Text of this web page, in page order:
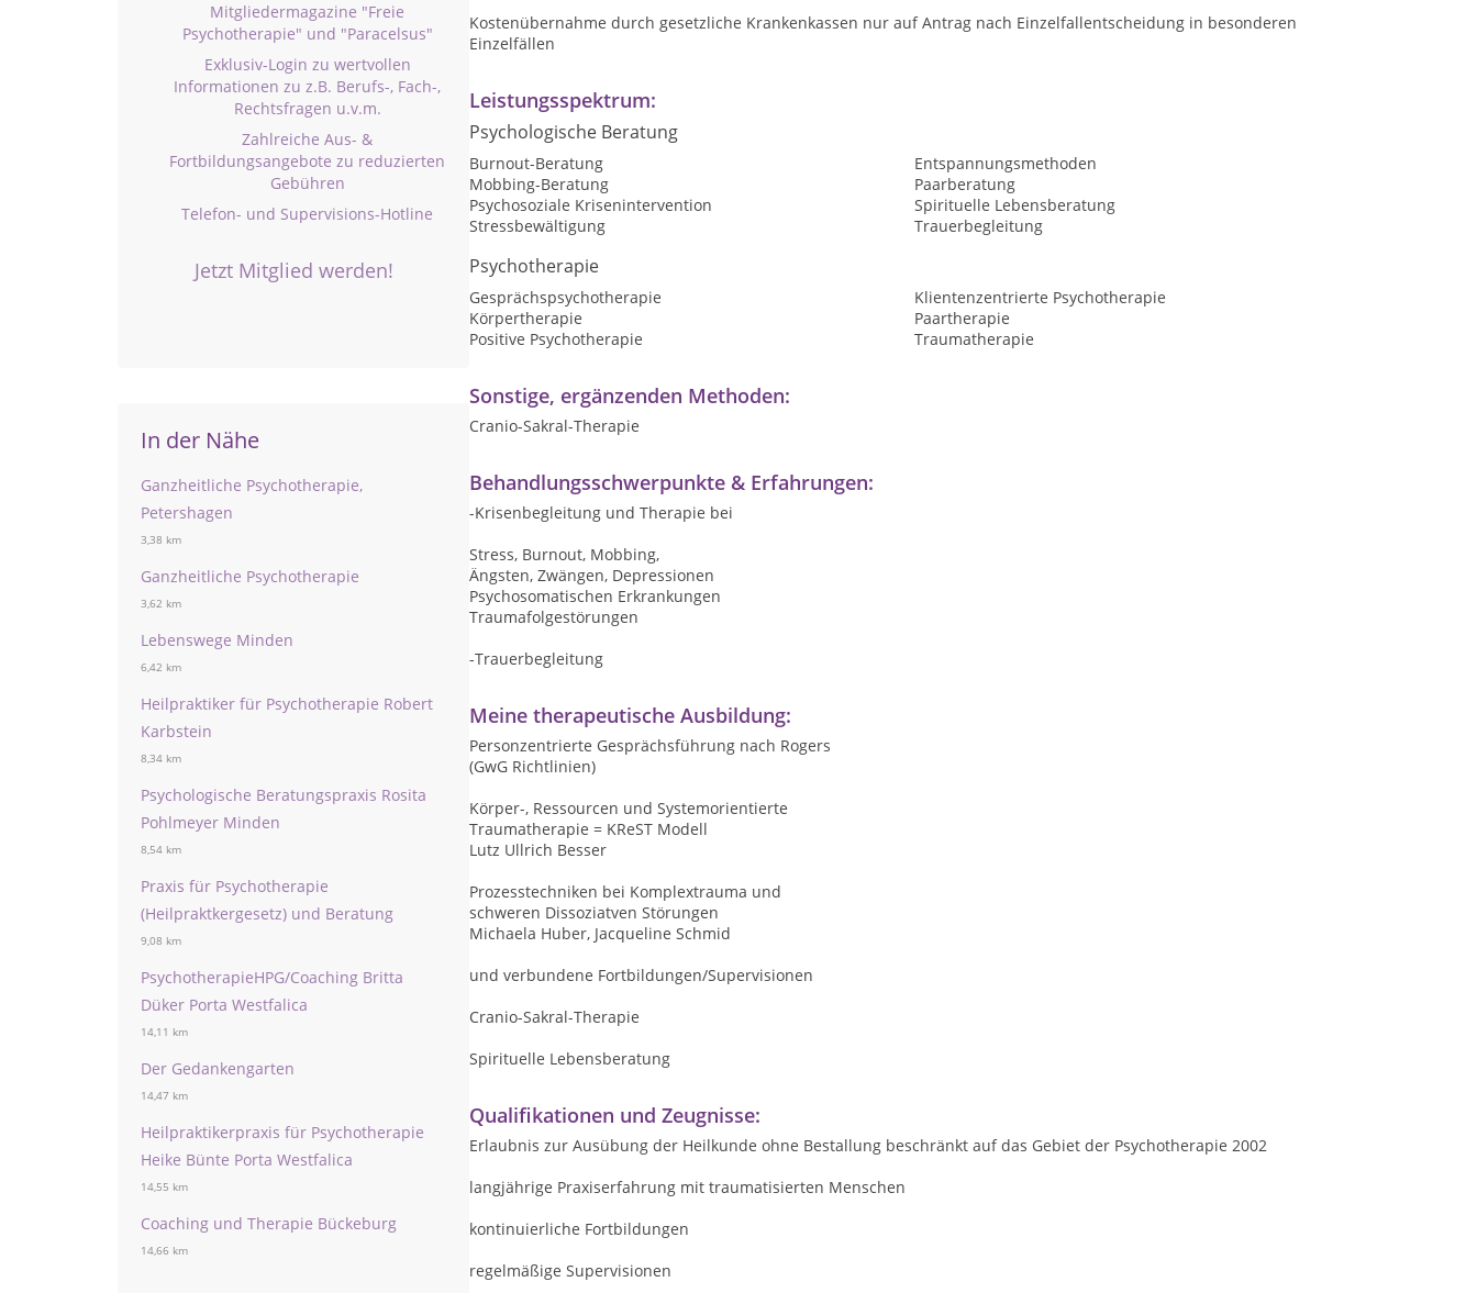
Mitgliedermagazine "Freie
Psychotherapie" und "Paracelsus"
Exklusiv-Login zu wertvollen
Informationen zu z.B. Berufs-, Fach-,
Rechtsfragen u.v.m.
Zahlreiche Aus- &
Fortbildungsangebote zu reduzierten
Gebühren
Telefon- und Supervisions-Hotline
Jetzt Mitglied werden!
In der Nähe
Ganzheitliche Psychotherapie,
Petershagen
3,38 km
Ganzheitliche Psychotherapie
3,62 km
Lebenswege Minden
6,42 km
Heilpraktiker für Psychotherapie Robert
Karbstein
8,34 km
Psychologische Beratungspraxis Rosita
Pohlmeyer Minden
8,54 km
Praxis für Psychotherapie
(Heilpraktkergesetz) und Beratung
9,08 km
PsychotherapieHPG/Coaching Britta
Düker Porta Westfalica
14,11 km
Der Gedankengarten
14,47 km
Heilpraktikerpraxis für Psychotherapie
Heike Bünte Porta Westfalica
14,55 km
Coaching und Therapie Bückeburg
14,66 km
Kostenübernahme durch gesetzliche Krankenkassen nur auf Antrag nach Einzelfallentscheidung in besonderen
Einzelfällen
Leistungsspektrum:
Psychologische Beratung
Burnout-Beratung
Entspannungsmethoden
Mobbing-Beratung
Paarberatung
Psychosoziale Krisenintervention
Spirituelle Lebensberatung
Stressbewältigung
Trauerbegleitung
Psychotherapie
Gesprächspsychotherapie
Klientenzentrierte Psychotherapie
Körpertherapie
Paartherapie
Positive Psychotherapie
Traumatherapie
Sonstige, ergänzenden Methoden:
Cranio-Sakral-Therapie
Behandlungsschwerpunkte & Erfahrungen:
-Krisenbegleitung und Therapie bei
Stress, Burnout, Mobbing,
Ängsten, Zwängen, Depressionen
Psychosomatischen Erkrankungen
Traumafolgestörungen
-Trauerbegleitung
Meine therapeutische Ausbildung:
Personzentrierte Gesprächsführung nach Rogers
(GwG Richtlinien)
Körper-, Ressourcen und Systemorientierte
Traumatherapie = KReST Modell
Lutz Ullrich Besser
Prozesstechniken bei Komplextrauma und
schweren Dissoziatven Störungen
Michaela Huber, Jacqueline Schmid
und verbundene Fortbildungen/Supervisionen
Cranio-Sakral-Therapie
Spirituelle Lebensberatung
Qualifikationen und Zeugnisse:
Erlaubnis zur Ausübung der Heilkunde ohne Bestallung beschränkt auf das Gebiet der Psychotherapie 2002
langjährige Praxiserfahrung mit traumatisierten Menschen
kontinuierliche Fortbildungen
regelmäßige Supervisionen